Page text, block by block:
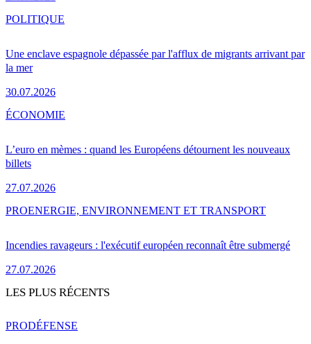
Une enclave espagnole dépassée par l'afflux de migrants arrivant par
la mer
30.07.2026
POLITIQUE
L’euro en mèmes : quand les Européens détournent les nouveaux
billets
27.07.2026
ÉCONOMIE
Incendies ravageurs : l'exécutif européen reconnaît être submergé
27.07.2026
PROENERGIE, ENVIRONNEMENT ET TRANSPORT
LES PLUS RÉCENTS
PRODÉFENSE